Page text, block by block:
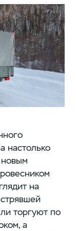
настолько
новым
на
торгуют по
а